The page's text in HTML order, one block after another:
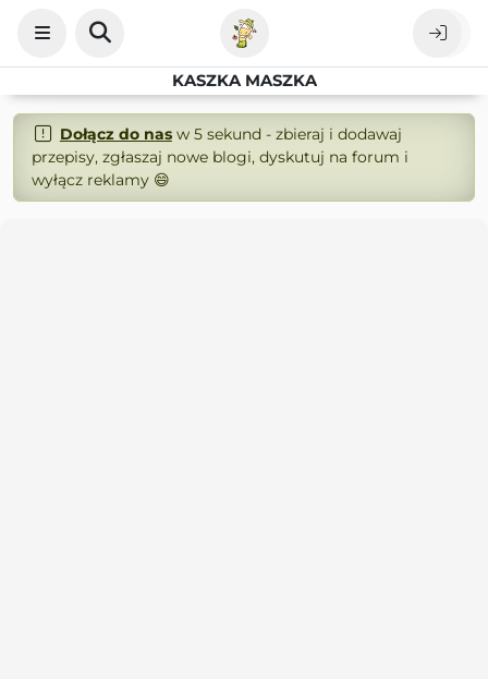
KASZKA MASZKA
Dołącz do nasw 5 sekund - zbieraj i dodawaj
przepisy, zgłaszaj nowe blogi, dyskutuj na forum i
wyłącz reklamy 😄